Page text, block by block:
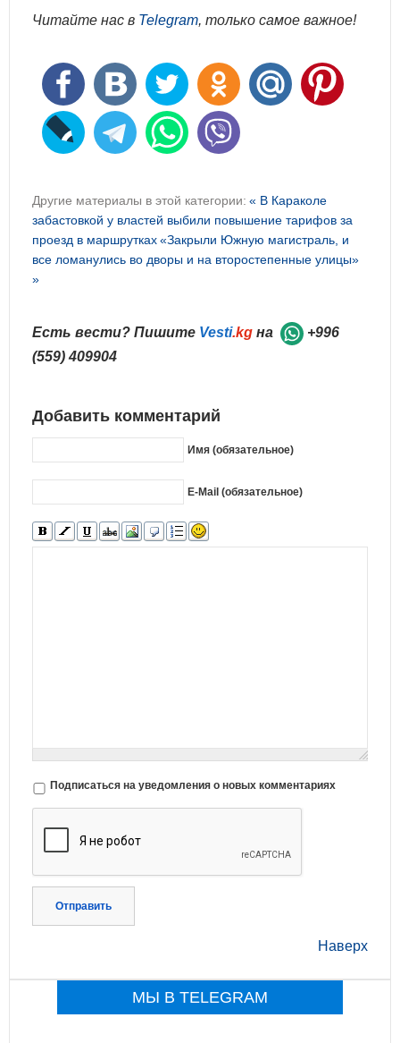
Читайте нас в Telegram, только самое важное!
Другие материалы в этой категории: « В Караколе
забастовкой у властей выбили повышение тарифов за
проезд в маршрутках«Закрыли Южную магистраль, и
все ломанулись во дворы и на второстепенные улицы»
»
Есть вести? Пишите Vesti.kg на
+996
(559) 409904
Добавить комментарий
Имя (обязательное)
E-Mail (обязательное)
Подписаться на уведомления о новых комментариях
Отправить
Наверх
МЫ В TELEGRAM